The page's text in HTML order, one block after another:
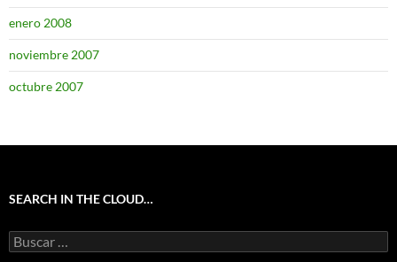
enero 2008
noviembre 2007
octubre 2007
SEARCH IN THE CLOUD…
Buscar: